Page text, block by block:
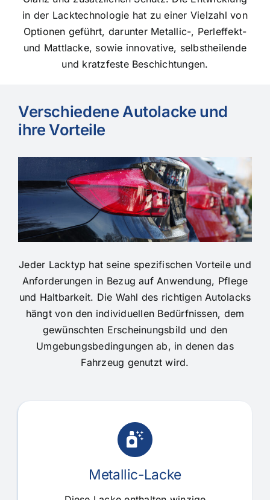
in der Lacktechnologie hat zu einer Vielzahl von
Optionen geführt, darunter Metallic-, Perleffekt-
und Mattlacke, sowie innovative, selbstheilende
und kratzfeste Beschichtungen.
Verschiedene Autolacke und
ihre Vorteile
Jeder Lacktyp hat seine spezifischen Vorteile und
Anforderungen in Bezug auf Anwendung, Pflege
und Haltbarkeit. Die Wahl des richtigen Autolacks
hängt von den individuellen Bedürfnissen, dem
gewünschten Erscheinungsbild und den
Umgebungsbedingungen ab, in denen das
Fahrzeug genutzt wird.
Metallic-Lacke